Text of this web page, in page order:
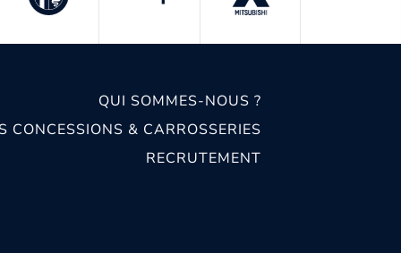
QUI SOMMES-NOUS ?
CONCESSIONS & CARROSSERIES
RECRUTEMENT